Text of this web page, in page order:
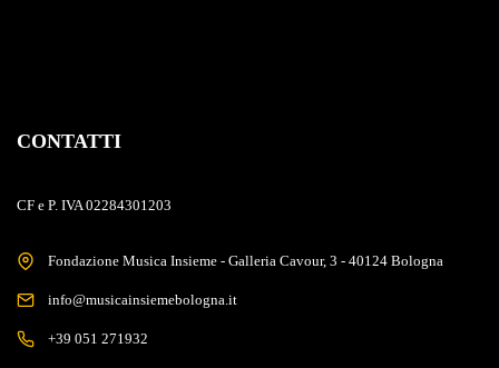
CONTATTI
CF e P. IVA 02284301203
Fondazione Musica Insieme - Galleria Cavour, 3 - 40124 Bologna
info@musicainsiemebologna.it
+39 051 271932